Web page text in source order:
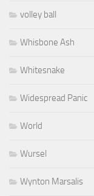
volley ball
Whisbone Ash
Whitesnake
Widespread Panic
World
Wursel
Wynton Marsalis